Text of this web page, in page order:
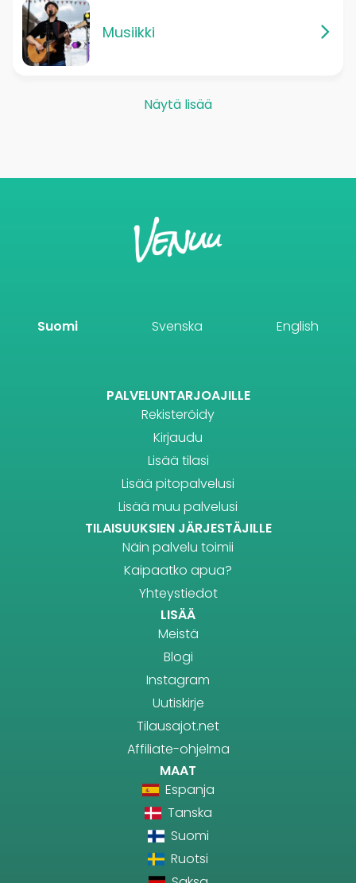
Musiikki
Näytä lisää
Suomi Svenska English
PALVELUNTARJOAJILLE
Rekisteröidy
Kirjaudu
Lisää tilasi
Lisää pitopalvelusi
Lisää muu palvelusi
TILAISUUKSIEN JÄRJESTÄJILLE
Näin palvelu toimii
Kaipaatko apua?
Yhteystiedot
LISÄÄ
Meistä
Blogi
Instagram
Uutiskirje
Tilausajot.net
Affiliate-ohjelma
MAAT
Espanja
Tanska
Suomi
Ruotsi